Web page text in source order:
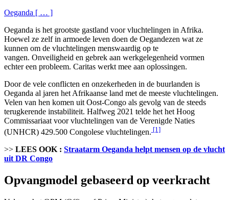
Oeganda [ … ]
Oeganda is het grootste gastland voor vluchtelingen in Afrika.
Hoewel ze zelf in armoede leven doen de Oegandezen wat ze
kunnen om de vluchtelingen menswaardig op te
vangen. Onveiligheid en gebrek aan werkgelegenheid vormen
echter een probleem. Caritas werkt mee aan oplossingen.
Door de vele conflicten en onzekerheden in de buurlanden is
Oeganda al jaren het Afrikaanse land met de meeste vluchtelingen.
Velen van hen komen uit Oost-Congo als gevolg van de steeds
terugkerende instabiliteit. Halfweg 2021 telde het het Hoog
Commissariaat voor vluchtelingen van de Verenigde Naties
(UNHCR) 429.500 Congolese vluchtelingen. [1]
>> LEES OOK : Straatarm Oeganda helpt mensen op de vlucht
uit DR Congo
Opvangmodel gebaseerd op veerkracht